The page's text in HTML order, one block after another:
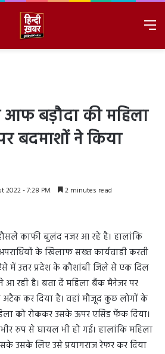
बड़ौदा की महिला
बदमाशों ने किया
2022 - 7:28 PM 2 minutes read
हौसले काफी बुलंद नजर आ रहे है। हालांकि
के खिलाफ सख्त कार्यवाही करती
में उत्तर प्रदेश के कौशांबी जिले से एक दिल
आ रही है। बता दें महिला बैंक मैनेजर पर
कर दिया है। वहां मौजूद कुछ लोगों के
को रोककर उसके ऊपर एसिड फेंक दिया।
रुप से घायल भी हो गई। हालांकि महिला
उसके लिए उसे प्रयागराज रेफर कर दिया